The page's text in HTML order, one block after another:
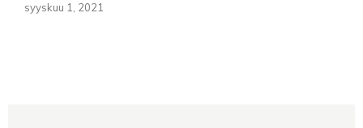
syyskuu 1, 2021